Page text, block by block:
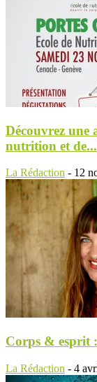
Découvrez une
nutrition et de...
La Rédaction - 12
Corps & esprit
La Rédaction - 4